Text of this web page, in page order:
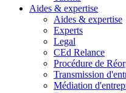
Aides & expertise
Aides & expertise
Experts
Legal
CEd Relance
Procédure de
Transmission
Médiation